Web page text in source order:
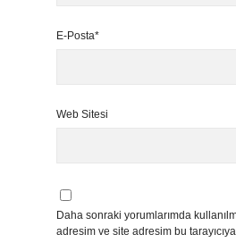
E-Posta*
Web Sitesi
Daha sonraki yorumlarımda
adresim ve site adresim bu